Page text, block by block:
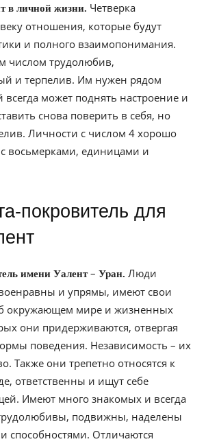
в личной жизни. Четверка
отношения, которые будут
и полного взаимопонимания.
числом трудолюбив,
и терпелив. Им нужен рядом
всегда может поднять настроение и
снова поверить в себя, но
Личности с числом 4 хорошо
восьмерками, единицами и
имени Уалент– Уран. Люди
и упрямы, имеют свои
окружающем мире и жизненных
они придерживаются, отвергая
поведения. Независимость – их
Также они трепетно относятся к
ответственны и ищут себе
Имеют много знакомых и всегда
подвижны, наделены
способностями. Отличаются